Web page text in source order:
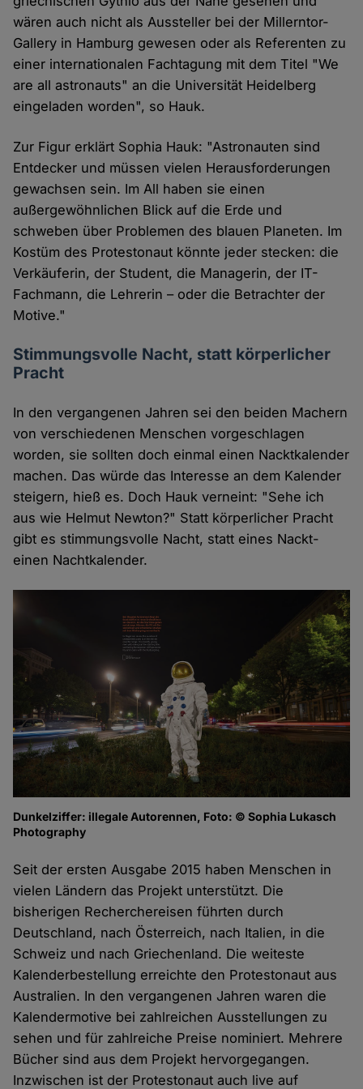
wären auch nicht als Aussteller bei der Millerntor-
Gallery in Hamburg gewesen oder als Referenten zu
einer internationalen Fachtagung mit dem Titel "We
are all astronauts" an die Universität Heidelberg
eingeladen worden", so Hauk.
Zur Figur erklärt Sophia Hauk: "Astronauten sind
Entdecker und müssen vielen Herausforderungen
gewachsen sein. Im All haben sie einen
außergewöhnlichen Blick auf die Erde und
schweben über Problemen des blauen Planeten. Im
Kostüm des Protestonaut könnte jeder stecken: die
Verkäuferin, der Student, die Managerin, der IT-
Fachmann, die Lehrerin – oder die Betrachter der
Motive."
Stimmungsvolle Nacht, statt körperlicher
Pracht
In den vergangenen Jahren sei den beiden Machern
von verschiedenen Menschen vorgeschlagen
worden, sie sollten doch einmal einen Nacktkalender
machen. Das würde das Interesse an dem Kalender
steigern, hieß es. Doch Hauk verneint: "Sehe ich
aus wie Helmut Newton?" Statt körperlicher Pracht
gibt es stimmungsvolle Nacht, statt eines Nackt-
einen Nachtkalender.
Dunkelziffer: illegale Autorennen, Foto: © Sophia Lukasch
Photography
Seit der ersten Ausgabe 2015 haben Menschen in
vielen Ländern das Projekt unterstützt. Die
bisherigen Recherchereisen führten durch
Deutschland, nach Österreich, nach Italien, in die
Schweiz und nach Griechenland. Die weiteste
Kalenderbestellung erreichte den Protestonaut aus
Australien. In den vergangenen Jahren waren die
Kalendermotive bei zahlreichen Ausstellungen zu
sehen und für zahlreiche Preise nominiert. Mehrere
Bücher sind aus dem Projekt hervorgegangen.
Inzwischen ist der Protestonaut auch live auf